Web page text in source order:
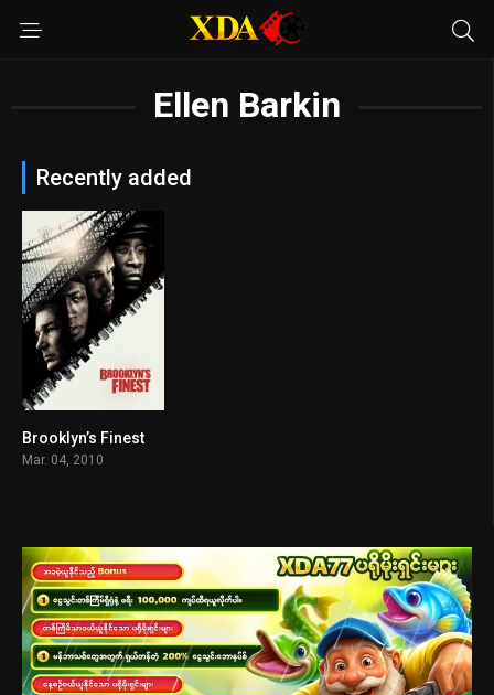
Ellen Barkin
Recently added
6.7
Brooklyn’s Finest
Mar. 04, 2010